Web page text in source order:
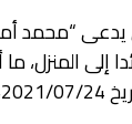
يدعى “محمد
إلى المنزل،